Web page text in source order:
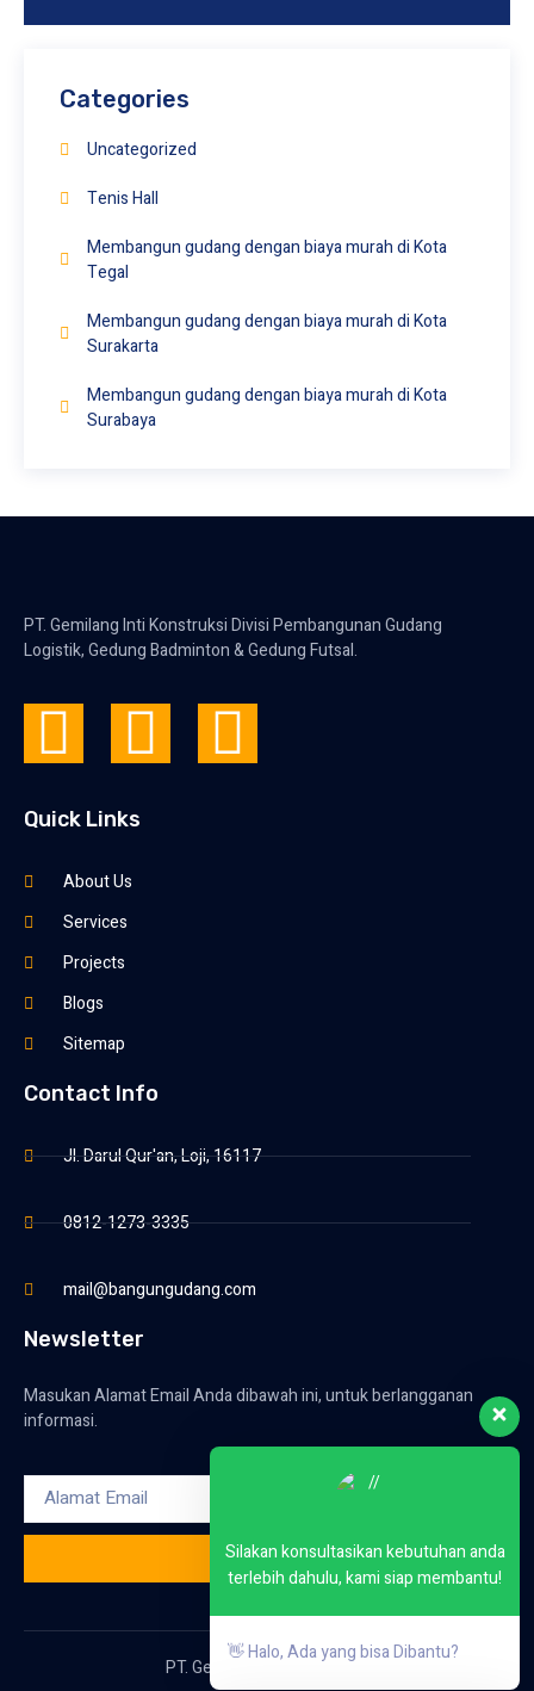
Categories
Uncategorized
Tenis Hall
Membangun gudang dengan biaya murah di Kota
Tegal
Membangun gudang dengan biaya murah di Kota
Surakarta
Membangun gudang dengan biaya murah di Kota
Surabaya
PT. Gemilang Inti Konstruksi Divisi Pembangunan Gudang
Logistik, Gedung Badminton & Gedung Futsal.
Quick Links
About Us
Services
Projects
Blogs
Sitemap
Contact Info
Jl. Darul Qur'an, Loji, 16117
0812-1273-3335
mail@bangungudang.com
Newsletter
Masukan Alamat Email Anda dibawah ini, untuk berlangganan
informasi.
KIRIM
PT. Gemilang Inti Konstruksi
Silakan konsultasikan kebutuhan anda
terlebih dahulu, kami siap membantu!
👋 Halo, Ada yang bisa Dibantu?